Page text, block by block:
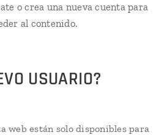
o crea una nueva cuenta para
al contenido.
USUARIO?
web están solo disponibles para